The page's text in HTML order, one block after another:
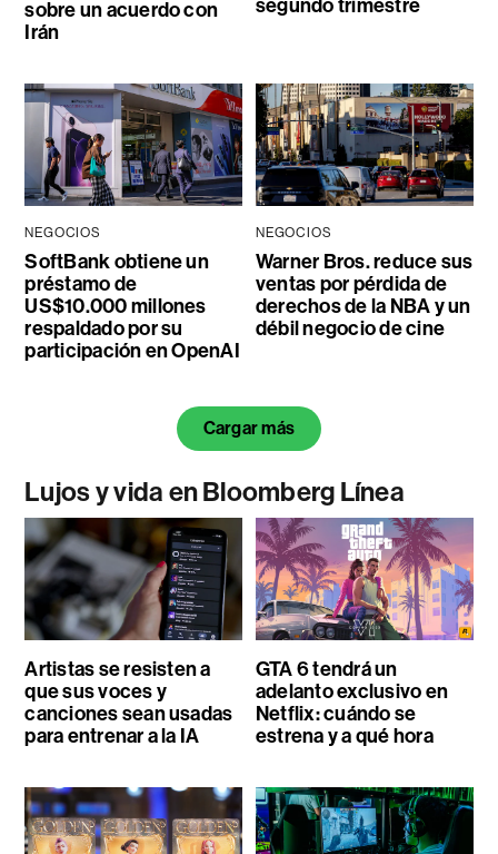
sobre un acuerdo con
Irán
segundo trimestre
NEGOCIOS
SoftBank obtiene un
préstamo de
US$10.000 millones
respaldado por su
participación en OpenAI
NEGOCIOS
Warner Bros. reduce sus
ventas por pérdida de
derechos de la NBA y un
débil negocio de cine
Cargar más
Lujos y vida en Bloomberg Línea
Artistas se resisten a
que sus voces y
canciones sean usadas
para entrenar a la IA
GTA 6 tendrá un
adelanto exclusivo en
Netflix: cuándo se
estrena y a qué hora